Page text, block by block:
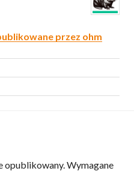
przez ohm
opublikowany.Wymagane